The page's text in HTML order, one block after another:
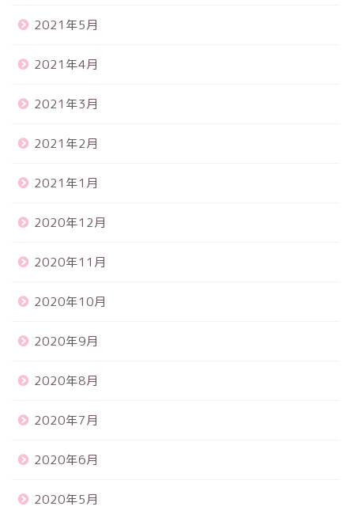
2021年5月
2021年4月
2021年3月
2021年2月
2021年1月
2020年12月
2020年11月
2020年10月
2020年9月
2020年8月
2020年7月
2020年6月
2020年5月